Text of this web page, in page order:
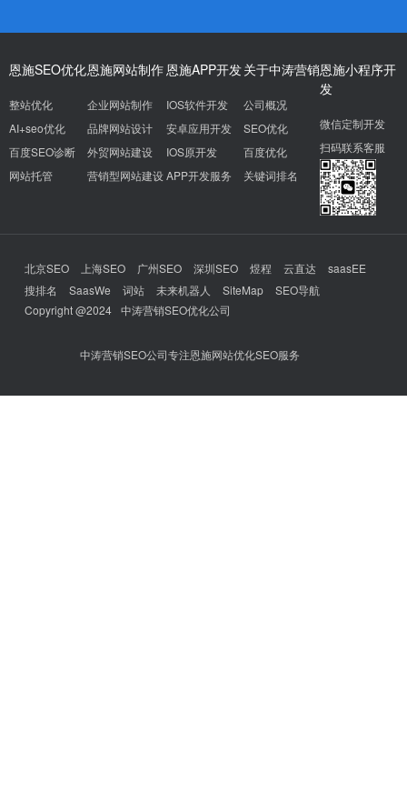
恩施SEO优化
整站优化
AI+seo优化
百度SEO诊断
网站托管
恩施网站制作
企业网站制作
品牌网站设计
外贸网站建设
营销型网站建设
恩施APP开发
IOS软件开发
安卓应用开发
IOS原开发
APP开发服务
关于中涛营销
公司概况
SEO优化
百度优化
关键词排名
恩施小程序开
发
微信定制开发
扫码联系客服
北京SEO 上海SEO 广州SEO 深圳SEO 煜程 云直达
saasEE
搜排名
SaasWe 词站 未来机器人 SiteMap
SEO导航
Copyright @2024 中涛营销SEO优化公司
中涛营销SEO公司专注恩施网站优化SEO服务